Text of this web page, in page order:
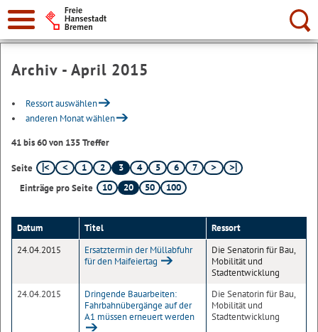
Suche:
Archiv - April 2015
Ressort auswählen
anderen Monat wählen
41 bis 60 von 135 Treffer
Seite 1 2 3 4 5 6
7
Einträge pro Seite
10 20 50 100
Datum Titel
Ressort
24.04.2015
Ersatztermin der Müllabfuhr
für den Maifeiertag
Die Senatorin für Bau,
Mobilität und
Stadtentwicklung
24.04.2015
Dringende Bauarbeiten:
Fahrbahnübergänge auf der
A1 müssen erneuert werden
Die Senatorin für Bau,
Mobilität und
Stadtentwicklung